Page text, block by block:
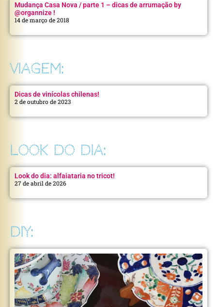
Mudança Casa Nova / parte 1 – dicas de arrumação by
@organnize !
14 de março de 2018
VIAGEM:
Dicas de vinícolas chilenas!
2 de outubro de 2023
LOOK DO DIA:
Look do dia: alfaiataria no tricot!
27 de abril de 2026
DIY: